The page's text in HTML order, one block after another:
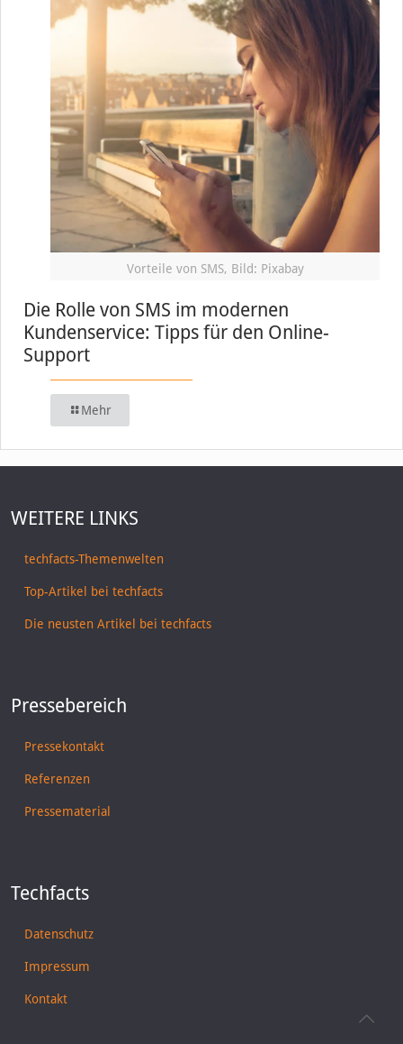
Vorteile von SMS, Bild: Pixabay
Die Rolle von SMS im modernen
Kundenservice: Tipps für den Online-
Support
Mehr
WEITERE LINKS
techfacts-Themenwelten
Top-Artikel bei techfacts
Die neusten Artikel bei techfacts
Pressebereich
Pressekontakt
Referenzen
Pressematerial
Techfacts
Datenschutz
Impressum
Kontakt